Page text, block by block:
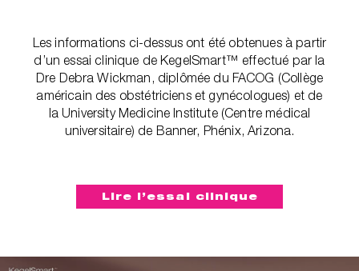
Les informations ci-dessus ont été obtenues à partir
d’un essai clinique de KegelSmart™ effectué par la
Dre Debra Wickman, diplômée du FACOG (Collège
américain des obstétriciens et gynécologues) et de
la University Medicine Institute (Centre médical
universitaire) de Banner, Phénix, Arizona.‎
Lire l’essai clinique